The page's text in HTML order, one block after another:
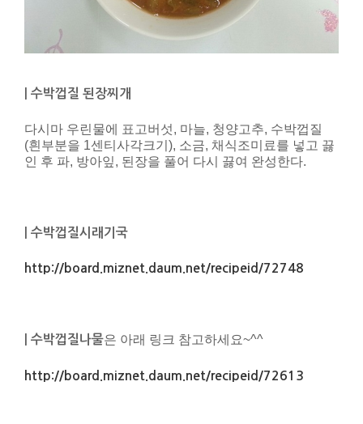
| 수박껍질 된장찌개
다시마 우린물에 표고버섯, 마늘, 청양고추, 수박껍질
(흰부분을 1센티사각크기), 소금, 채식조미료를 넣고 끓
인 후 파, 방아잎, 된장을 풀어 다시 끓여 완성한다.
| 수박껍질시래기국
http://board.miznet.daum.net/recipeid/72748
| 수박껍질나물은 아래 링크 참고하세요~^^
http://board.miznet.daum.net/recipeid/72613